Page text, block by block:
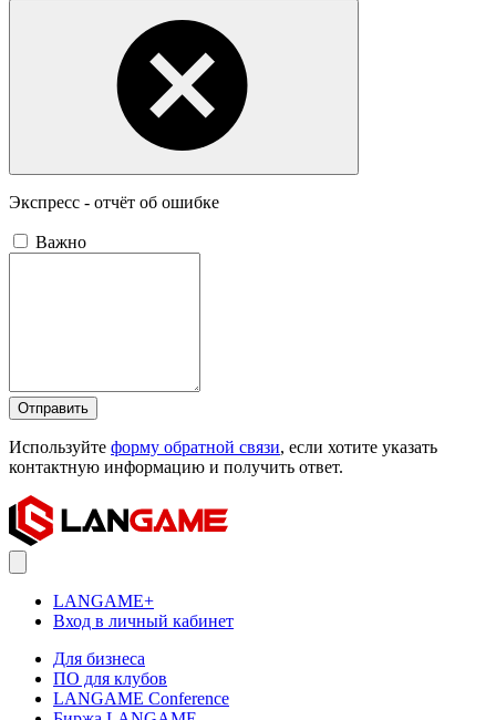
Экспресс - отчёт об ошибке
Важно
Отправить
Используйте форму обратной связи, если хотите указать
контактную информацию и получить ответ.
LANGAME+
Вход в личный кабинет
Для бизнеса
ПО для клубов
LANGAME Conference